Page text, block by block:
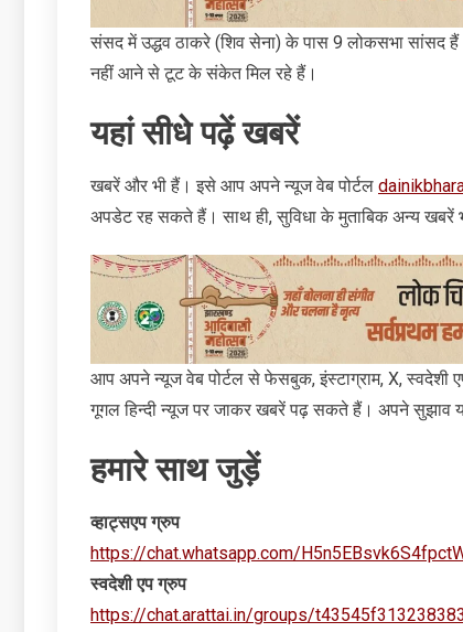
संसद में उद्धव ठाकरे (शिव सेना) के पास 9 लोकसभा सांसद
नहीं आने से टूट के संकेत मिल रहे हैं।
यहां सीधे पढ़ें खबरें
खबरें और भी हैं। इसे आप अपने न्‍यूज वेब पोर्टल
अपडेट रह सकते हैं। साथ ही, सुविधा के मुताबिक अन्‍य खबरें
आप अपने न्‍यूज वेब पोर्टल से फेसबुक, इंस्‍टाग्राम, X,
गूगल हिन्‍दी न्‍यूज पर जाकर खबरें पढ़ सकते हैं। अपने सुझाव
हमारे साथ जुड़ें
व्‍हाट्सएप ग्रुप
https://chat.whatsapp.com/
स्‍वदेशी एप ग्रुप
https://chat.arattai.in/groups/